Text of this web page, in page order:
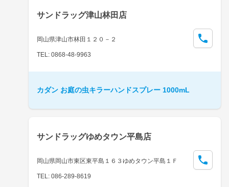
サンドラッグ津山林田店
岡山県津山市林田１２０－２
TEL: 0868-48-9963
カダン お庭の虫キラーハンドスプレー 1000mL
サンドラッグゆめタウン平島店
岡山県岡山市東区東平島１６３ゆめタウン平島１Ｆ
TEL: 086-289-8619